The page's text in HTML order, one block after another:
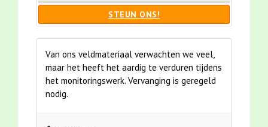
STEUN ONS!
Van ons veldmateriaal verwachten we veel,
maar het heeft het aardig te verduren tijdens
het monitoringswerk. Vervanging is geregeld
nodig.